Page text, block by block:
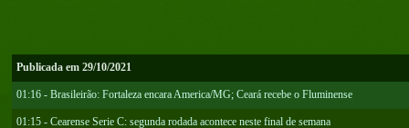
Publicada em 29/10/2021
01:16 - Brasileirão: Fortaleza encara America/MG; Ceará recebe o Fluminense
01:15 - Cearense Serie C: segunda rodada acontece neste final de semana